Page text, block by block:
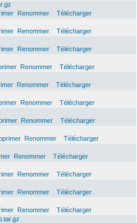
Renommer
Télécharger
Renommer
Télécharger
Renommer
Télécharger
Renommer
Télécharger
Renommer
Télécharger
Renommer
Télécharger
Renommer
Télécharger
Renommer
Télécharger
Renommer
Télécharger
Renommer
Télécharger
Renommer
Télécharger
Renommer
Télécharger